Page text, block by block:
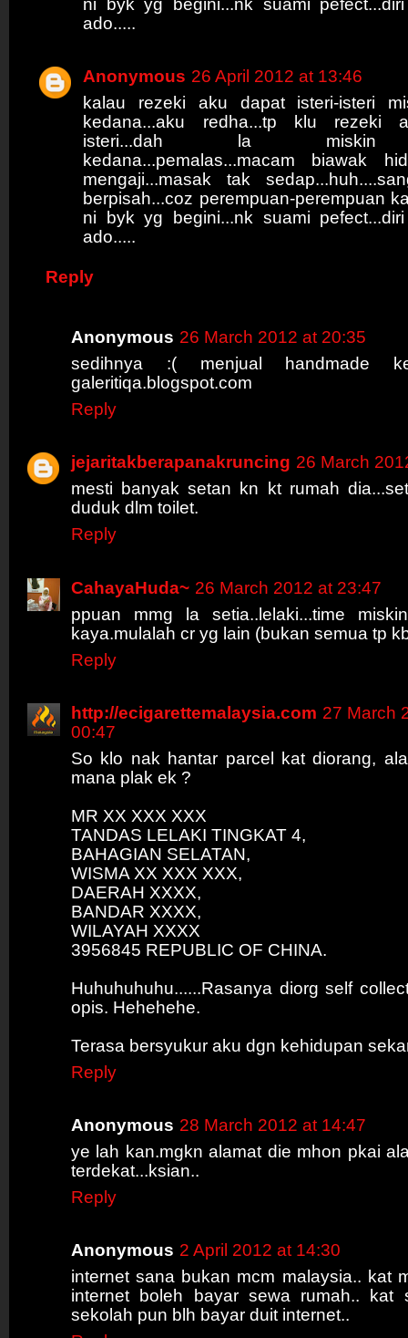
ni byk yg begini...nk suami
ado.....
Anonymous 26 April 2012 at 13:46
kalau rezeki aku dapat isteri-isteri
kedana...aku redha...tp klu rezeki
isteri...dah la miskin
kedana...pemalas...macam biawak
mengaji...masak tak
berpisah...coz perempuan-perempuan
ni byk yg begini...nk suami
ado.....
Reply
Anonymous 26 March 2012 at 20:35
sedihnya :( menjual handmade
galeritiqa.blogspot.com
Reply
jejaritakberapanakruncing 26 March
mesti banyak setan kn kt rumah
duduk dlm toilet.
Reply
CahayaHuda~ 26 March 2012 at 23:47
ppuan mmg la setia..lelaki...time
kaya.mulalah cr yg lain (bukan semua tp
Reply
http://ecigarettemalaysia.com 27 March
00:47
So klo nak hantar parcel kat diorang,
mana plak ek ?
MR XX XXX XXX
TANDAS LELAKI TINGKAT 4,
BAHAGIAN SELATAN,
WISMA XX XXX XXX,
DAERAH XXXX,
BANDAR XXXX,
WILAYAH XXXX
3956845 REPUBLIC OF CHINA.
Huhuhuhuhu......Rasanya diorg self
opis. Hehehehe.
Terasa bersyukur aku dgn kehidupan
Reply
Anonymous 28 March 2012 at 14:47
ye lah kan.mgkn alamat die mhon pkai
terdekat...ksian..
Reply
Anonymous 2 April 2012 at 14:30
internet sana bukan mcm malaysia.. kat
internet boleh bayar sewa rumah.. kat
sekolah pun blh bayar duit internet..